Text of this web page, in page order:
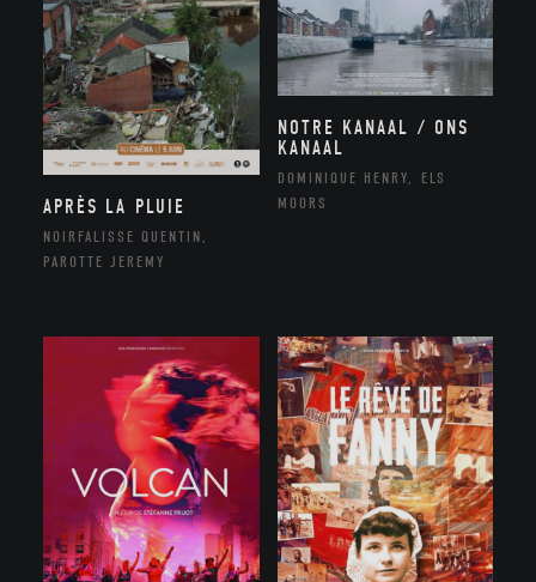
APRÈS LA PLUIE
NOIRFALISSE QUENTIN,
PAROTTE JEREMY
NOTRE KANAAL / ONS
KANAAL
DOMINIQUE HENRY, ELS
MOORS